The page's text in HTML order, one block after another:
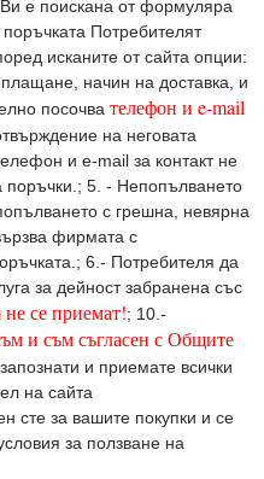
е поискана от формуляра
Потребителят
исканите от сайта опции:
начин на доставка, и
посочва телефон и e-mail
на неговата
и e-mail за контакт не
поръчки.; 5. - Непопълването
с грешна, невярна
фирмата с
6.- Потребителя да
за дейност забранена със
се приемат!; 10.-
и съм съгласен с Общите
и приемате всички
на сайта
сте за вашите покупки и се
за ползване на